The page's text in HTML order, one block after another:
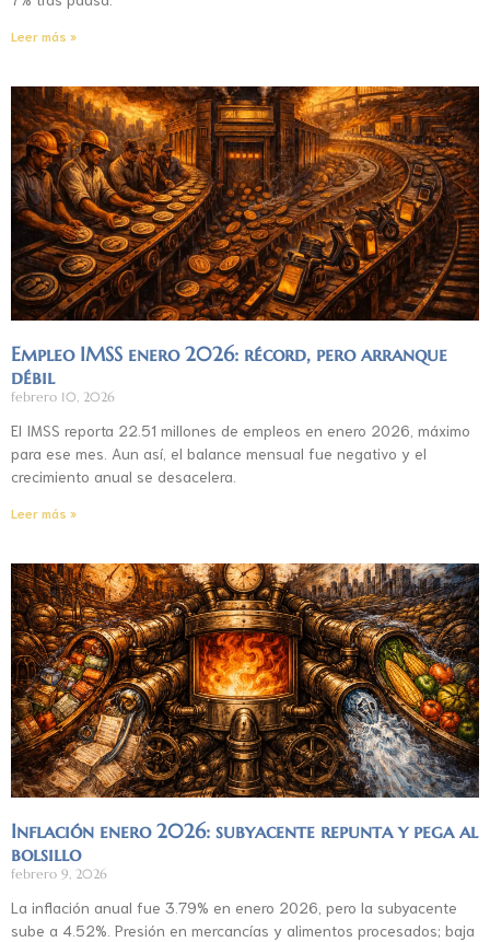
Leer más »
Empleo IMSS enero 2026: récord, pero arranque
débil
febrero 10, 2026
El IMSS reporta 22.51 millones de empleos en enero 2026, máximo
para ese mes. Aun así, el balance mensual fue negativo y el
crecimiento anual se desacelera.
Leer más »
Inflación enero 2026: subyacente repunta y pega al
bolsillo
febrero 9, 2026
La inflación anual fue 3.79% en enero 2026, pero la subyacente
sube a 4.52%. Presión en mercancías y alimentos procesados; baja